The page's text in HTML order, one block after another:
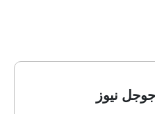
نيوز